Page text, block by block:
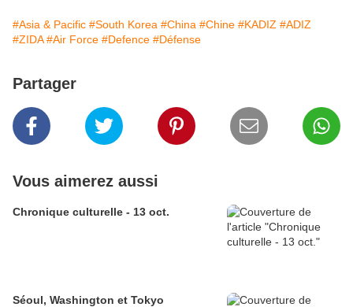
#Asia & Pacific #South Korea #China #Chine #KADIZ #ADIZ
#ZIDA #Air Force #Defence #Défense
Partager
Vous aimerez aussi
Chronique culturelle - 13 oct.
Séoul, Washington et Tokyo